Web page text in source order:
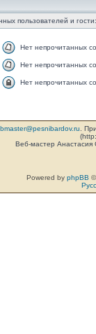
пользователей и
Нет непрочитанных
Нет непрочитанных
Нет непрочитанных
.
Веб-мастер
Powered by phpBB